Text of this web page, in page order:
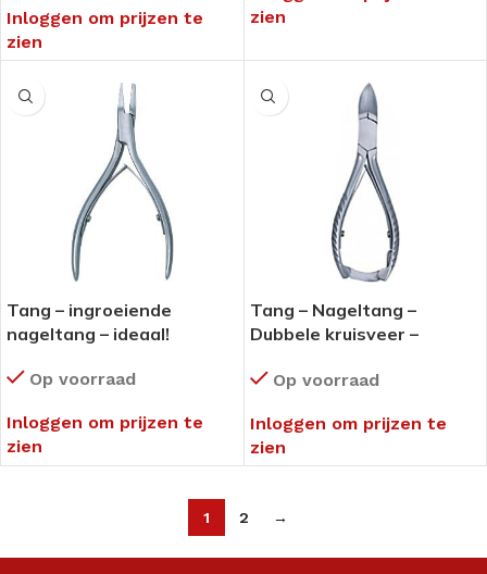
Inloggen om prijzen te
zien
zien
Tang – ingroeiende
nageltang – ideaal!
Op voorraad
Inloggen om prijzen te
zien
Tang – Nageltang –
Dubbele kruisveer –
Op voorraad
Inloggen om prijzen te
zien
1 2 →